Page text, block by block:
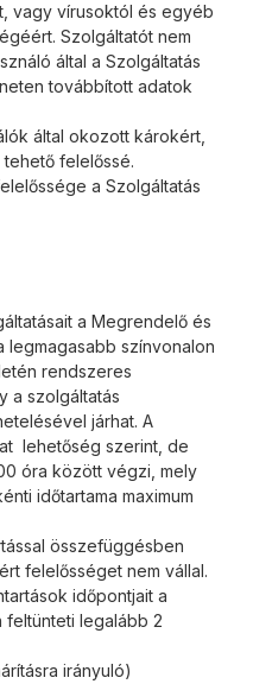
vagy vírusoktól és egyéb
Szolgáltatót nem
által a Szolgáltatás
továbbított adatok
által okozott károkért,
felelőssé.
a Szolgáltatás
a Megrendelő és
legmagasabb színvonalon
rendszeres
a szolgáltatás
járhat. A
lehetőség szerint, de
óra között végzi, mely
időtartama maximum
összefüggésben
felelősséget nem vállal.
időpontjait a
feltünteti legalább 2
irányuló)